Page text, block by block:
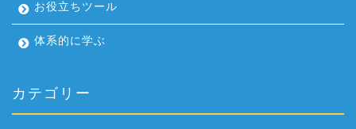
お役立ちツール
体系的に学ぶ
カテゴリー